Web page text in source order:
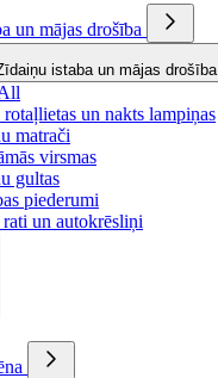
un mājas drošība
istaba un mājas drošība
un nakts lampiņas
matrači
virsmas
gultas
piederumi
un autokrēsliņi